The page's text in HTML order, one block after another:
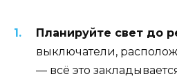
Планируйте свет до
выключатели,
— всё это